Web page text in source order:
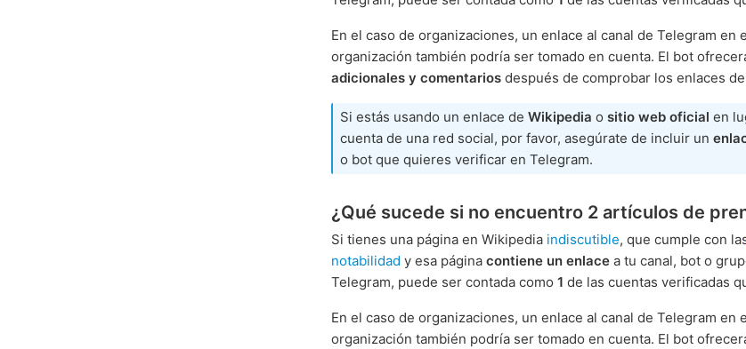
En el caso de organizaciones, un enlace al canal de Telegram en
organización también podría ser tomado en cuenta. El bot
adicionales y comentarios después de comprobar los enlaces
Si estás usando un enlace de Wikipedia o sitio web oficial en
cuenta de una red social, por favor, asegúrate de incluir un
o bot que quieres verificar en Telegram.
¿Qué sucede si no encuentro 2 artículos de
Si tienes una página en Wikipedia indiscutible, que cumple con
notabilidad y esa página contiene un enlace a tu canal, bot o
Telegram, puede ser contada como 1 de las cuentas verificadas
En el caso de organizaciones, un enlace al canal de Telegram en
organización también podría ser tomado en cuenta. El bot